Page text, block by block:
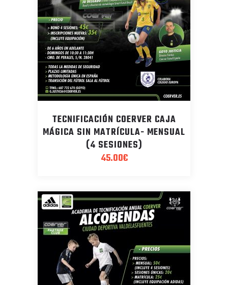
TECNIFICACIÓN COERVER CAJA
MÁGICA SIN MATRÍCULA- MENSUAL
(4 SESIONES)
45.00€